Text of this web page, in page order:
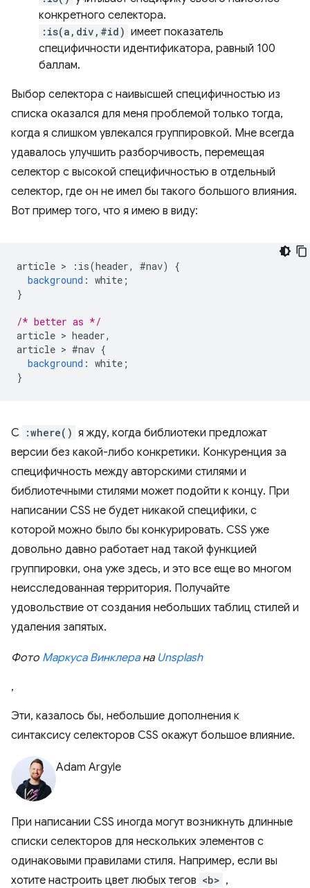
конкретного селектора.
:is(a,div,#id) имеет показатель
специфичности идентификатора, равный 100
баллам.
Выбор селектора с наивысшей специфичностью из
списка оказался для меня проблемой только тогда,
когда я слишком увлекался группировкой. Мне всегда
удавалось улучшить разборчивость, перемещая
селектор с высокой специфичностью в отдельный
селектор, где он не имел бы такого большого влияния.
Вот пример того, что я имею в виду:
article > : is(header, #nav)
{
background : white ;
}
/* better as */
article > header,
article > #nav {
background : white ;
}
С :where() я жду, когда библиотеки предложат
версии без какой-либо конкретики. Конкуренция за
специфичность между авторскими стилями и
библиотечными стилями может подойти к концу. При
написании CSS не будет никакой специфики, с
которой можно было бы конкурировать. CSS уже
довольно давно работает над такой функцией
группировки, она уже здесь, и это все еще во многом
неисследованная территория. Получайте
удовольствие от создания небольших таблиц стилей и
удаления запятых.
Фото Маркуса Винклерана Unsplash
,
Эти, казалось бы, небольшие дополнения к
синтаксису селекторов CSS окажут большое влияние.
Adam Argyle
При написании CSS иногда могут возникнуть длинные
списки селекторов для нескольких элементов с
одинаковыми правилами стиля. Например, если вы
хотите настроить цвет любых тегов <b> ,